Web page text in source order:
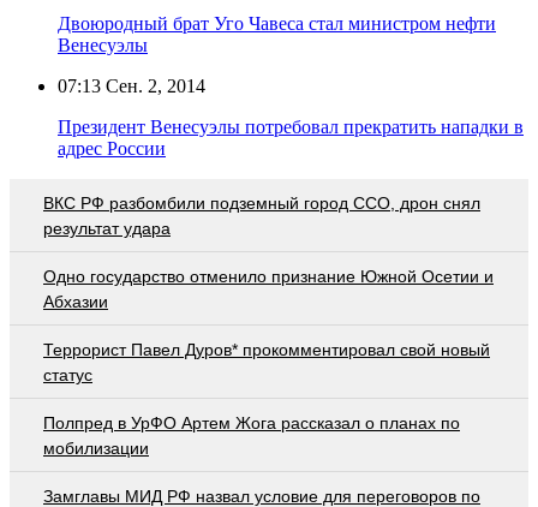
Двоюродный брат Уго Чавеса стал министром нефти
Венесуэлы
07:13 Сен. 2, 2014
Президент Венесуэлы потребовал прекратить нападки в
адрес России
ВКС РФ разбомбили подземный город ССО, дрон снял
результат удара
Одно государство отменило признание Южной Осетии и
Абхазии
Террорист Павел Дуров* прокомментировал свой новый
статус
Полпред в УрФО Артем Жога рассказал о планах по
мобилизации
Замглавы МИД РФ назвал условие для переговоров по